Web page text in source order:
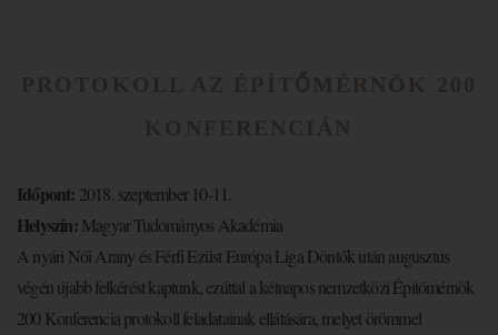
Időpont: 2018. szeptember 10-11.
Helyszín:Magyar Tudományos Akadémia
A nyári Női Arany és Férfi Ezüst Európa Liga Döntők után augusztus
végén újabb felkérést kaptunk, ezúttal a kétnapos nemzetközi Építőmérnök
200 Konferencia protokoll feladatainak ellátására, melyet örömmel